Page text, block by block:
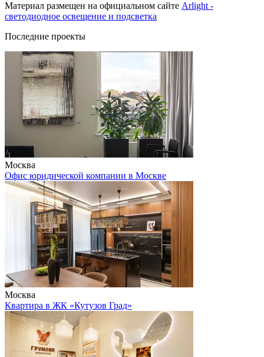
Материал размещен на официальном сайте Arlight -
светодиодное освещение и подсветка
Последние проекты
Москва
Офис юридической компании в Москве
Москва
Квартира в ЖК «Кутузов Град»